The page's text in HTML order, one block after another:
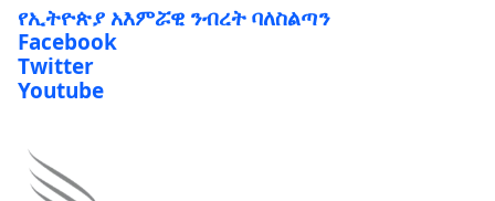
Facebook
Twitter
Youtube